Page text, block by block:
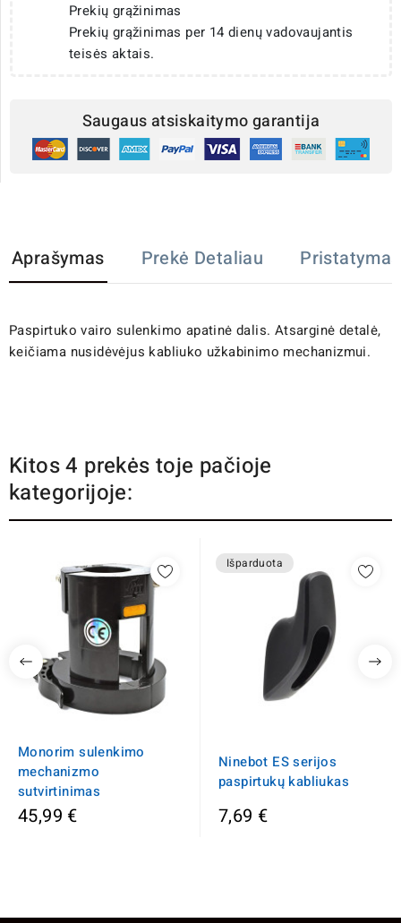
Prekių grąžinimas
Prekių grąžinimas per 14 dienų vadovaujantis
teisės aktais.
Saugaus atsiskaitymo garantija
Aprašymas Prekė Detaliau Pristatymas
Paspirtuko vairo sulenkimo apatinė dalis. Atsarginė detalė,
keičiama nusidėvėjus kabliuko užkabinimo mechanizmui.
Kitos 4 prekės toje pačioje
kategorijoje:
Monorim sulenkimo
mechanizmo
sutvirtinimas
45,99 €
Išparduota
Ninebot ES serijos
paspirtukų kabliukas
7,69 €